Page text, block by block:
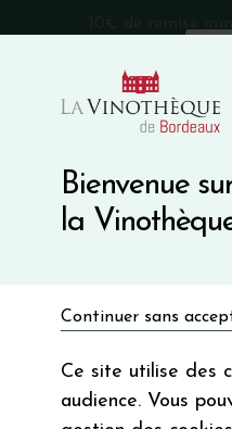
Bienvenue
la
Continuer sans
Ce site utilise des
audience. Vous
VinoBlog
Nos Régions Vins
DE PRIEURE LICHINE